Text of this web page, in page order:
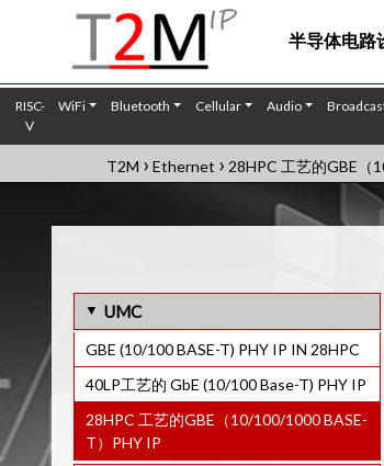
半导体电路
RISC-
V
WiFi Bluetooth Cellular Audio
T2M › Ethernet › 28HPC 工艺的GBE（
UMC
GBE (10/100 BASE-T) PHY IP IN 28HPC
40LP工艺的 GbE (10/100 Base-T) PHY IP
28HPC 工艺的GBE（10/100/1000 BASE-
T）PHY IP